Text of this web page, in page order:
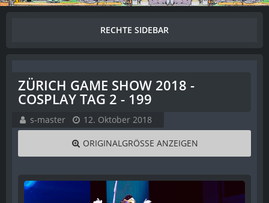
ZÜRICH GAME SHOW 2018 -
COSPLAY TAG 2 - 199
s-master 12. Oktober 2018
ORIGINALGRÖSSE ANZEIGEN